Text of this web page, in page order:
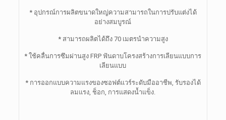
* อุปกรณ์การผลิตขนาดใหญ่ความสามารถในการปรับแต่งได้
อย่างสมบูรณ์
* สามารถผลิตได้ถึง 70 เมตรนำความสูง
* ใช้คลื่นการซึมผ่านสูง FRP ฟันดาบโครงสร้างการเลียนแบบการ
เลียนแบบ
* การออกแบบความแรงของซอฟต์แวร์ระดับมืออาชีพ, รับรองได้
ลมแรง, ช็อก, การแสดงน้ำแข็ง.